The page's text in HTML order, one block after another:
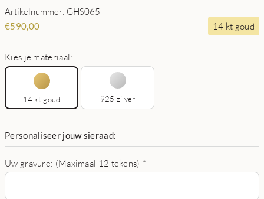
Artikelnummer: GHS065
€590,00 14 kt goud
Kies je materiaal:
14 kt goud 925 zilver
Personaliseer jouw sieraad:
Uw gravure: (Maximaal 12 tekens) *